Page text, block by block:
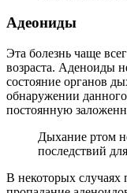
Адеониды
Эта болезнь чаще
возраста. Аденоиды
состояние органов
обнаружении
постоянную
Дыхание ртом
последствий
В некоторых случаях